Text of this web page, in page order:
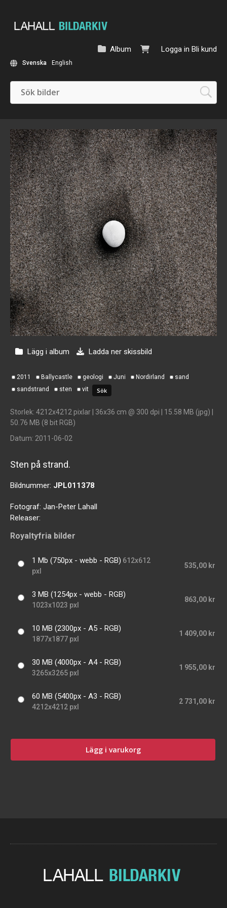
Logga in Bli kund
Album
Svenska English
Lägg i album Ladda ner skissbild
2011 Ballycastle geologi Juni Nordirland
sand
sandstrand
sten vit
Storlek: 4212x4212 pixlar | 36x36 cm @ 300 dpi | 15.58 MB (jpg) |
50.76 MB (8 bit RGB)
Datum: 2011-06-02
Sten på strand.
Bildnummer: JPL011378
Fotograf: Jan-Peter Lahall
Releaser:
Royaltyfria bilder
1 Mb (750px - webb - RGB) 612x612
pxl
535,00 kr
3 MB (1254px - webb - RGB)
1023x1023 pxl
863,00 kr
10 MB (2300px - A5 - RGB)
1877x1877 pxl
1 409,00 kr
30 MB (4000px - A4 - RGB)
3265x3265 pxl
1 955,00 kr
60 MB (5400px - A3 - RGB)
4212x4212 pxl
2 731,00 kr
Lägg i varukorg